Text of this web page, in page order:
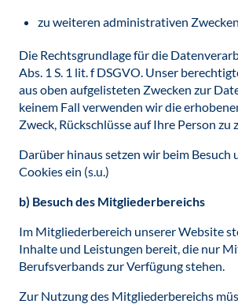
zu weiteren administrativen
Die Rechtsgrundlage für die
Abs. 1 S. 1 lit. f DSGVO. Unser
aus oben aufgelisteten Zwecken zur
keinem Fall verwenden wir die
Zweck, Rückschlüsse auf Ihre Person zu
Darüber hinaus setzen wir beim Besuch
Cookies ein (s.u.)
b) Besuch des Mitgliederbereichs
Im Mitgliederbereich unserer Website
Inhalte und Leistungen bereit, die nur
Berufsverbands zur Verfügung stehen.
Zur Nutzung des Mitgliederbereichs